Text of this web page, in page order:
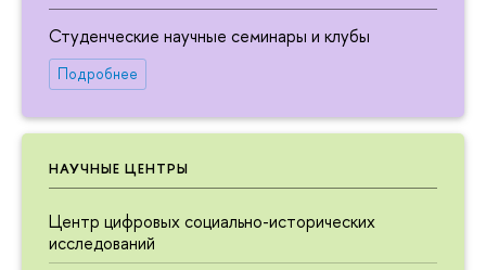
Студенческие научные семинары и клубы
Подробнее
НАУЧНЫЕ ЦЕНТРЫ
Центр цифровых социально-исторических
исследований